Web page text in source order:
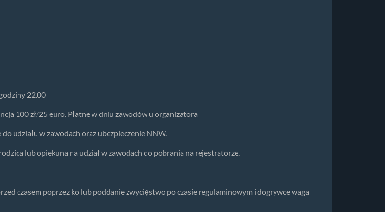
22.00
100 zł/25 euro. Płatne w dniu zawodów u organizatora
udziału w zawodach oraz ubezpieczenie NNW.
lub opiekuna na udział w zawodach do pobrania na rejestratorze.
czasem poprzez ko lub poddanie zwycięstwo po czasie regulaminowym i dogrywce waga